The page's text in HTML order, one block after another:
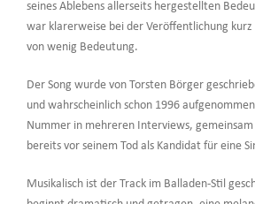
seines Ablebens allerseits hergestellten
war klarerweise bei der Veröffentlichung kurz
von wenig Bedeutung.
Der Song wurde von Torsten Börger
und wahrscheinlich schon 1996
Nummer in mehreren Interviews,
bereits vor seinem Tod als Kandidat für eine
Musikalisch ist der Track im Balladen-Stil